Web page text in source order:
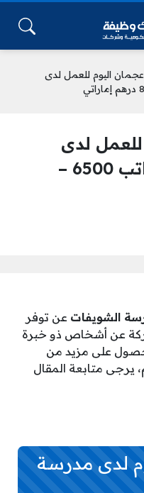
اليوم للعمل لدى
لدى
مدرسة الشويفات براتب 6500 –
الشويفات عن توفر
عن أشخاص ذو خبرة
على مزيد من
يرجى متابعة المقال
لدى مدرسة